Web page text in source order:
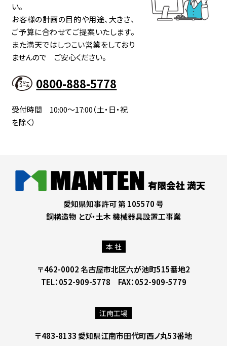
い。
お客様の計画の目的や用途、大きさ、
ご予算に合わせてご提案いたします。
また満天ではしつこい営業をしており
ませんので ご安心ください。
0800-888-5778
受付時間 10:00～17:00（土・日・祝
を除く）
愛知県知事許可 第 105570 号
鋼構造物 とび・土木 機械器具設置工事業
本 社
〒462-0002 名古屋市北区六が池町515番地2
TEL：052-909-5778 FAX：052-909-5779
江南工場
〒483-8133 愛知県江南市田代町西ノ丸53番地